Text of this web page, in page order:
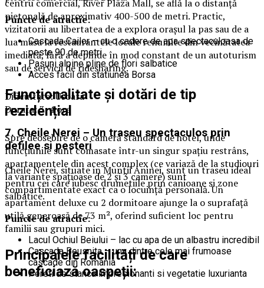
Puncte de atractie:
Cascada Cailor – cu o cadere de apa spectaculoasa de
peste 90 de metri
Pasuni alpine pline de flori salbatice
Acces facil din statiunea Borsa
Dificultate: Usoara
Durata: 3-4 ore
7. Cheile Nerei – Un traseu spectaculos prin
defilee si pesteri
Cheile Nerei, situate in Muntii Aninei, sunt un traseu ideal
pentru cei care iubesc drumetiile prin canioane si zone
salbatice.
Puncte de atractie:
Lacul Ochiul Beiului – lac cu apa de un albastru incredibil
Cascada Beusnita – una dintre cele mai frumoase
cascade din Romania
Pereti de stanca impresionanti si vegetatie luxurianta
centru comercial, River Plaza Mall, se află la o distanță
pietonală de aproximativ 400-500 de metri. Practic,
vizitatorii au libertatea de a explora orașul la pas sau de a
lua masa la restaurantele locale renumite din vecinătatea
imediată, fără a depinde în mod constant de un autoturism
sau de servicii de ridesharing.
Funcționalitate și dotări de tip
rezidențial
Spre deosebire de o cameră standard de hotel, unde
funcțiunile sunt comasate într-un singur spațiu restrâns,
apartamentele din acest complex (ce variază de la studiouri
la variante spațioase de 2 și 3 camere) sunt
compartimentate exact ca o locuință personală. Un
apartament deluxe cu 2 dormitoare ajunge la o suprafață
utilă generoasă de 73 m², oferind suficient loc pentru
familii sau grupuri mici.
Principalele facilități de care
beneficiază oaspeții: